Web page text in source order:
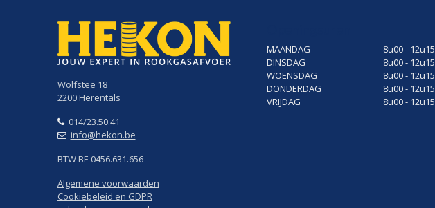
Wolfstee 18
2200 Herentals
014/23.50.41
info@hekon.be
BTW BE 0456.631.656
Algemene voorwaarden
Cookiebeleid en GDPR
MAANDAG
DINSDAG
WOENSDAG
DONDERDAG
VRIJDAG
8u00 - 12u15
8u00 - 12u15
8u00 - 12u15
8u00 - 12u15
8u00 - 12u15